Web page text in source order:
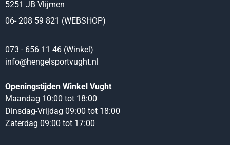
5251 JB Vlijmen
06- 208 59 821 (WEBSHOP)
073 - 656 11 46 (Winkel)
info@hengelsportvught.nl
Openingstijden Winkel Vught
Maandag 10:00 tot 18:00
Dinsdag-Vrijdag 09:00 tot 18:00
Zaterdag 09:00 tot 17:00